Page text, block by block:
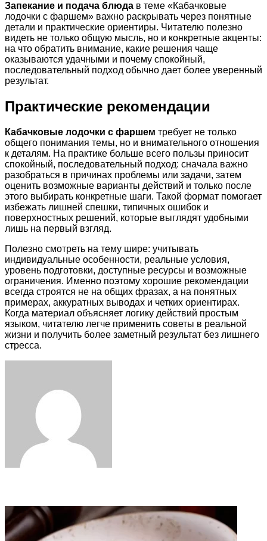
Запекание и подача блюда в теме «Кабачковые
лодочки с фаршем» важно раскрывать через понятные
детали и практические ориентиры. Читателю полезно
видеть не только общую мысль, но и конкретные акценты:
на что обратить внимание, какие решения чаще
оказываются удачными и почему спокойный,
последовательный подход обычно дает более уверенный
результат.
Практические рекомендации
Кабачковые лодочки с фаршем требует не только
общего понимания темы, но и внимательного отношения
к деталям. На практике больше всего пользы приносит
спокойный, последовательный подход: сначала важно
разобраться в причинах проблемы или задачи, затем
оценить возможные варианты действий и только после
этого выбирать конкретные шаги. Такой формат помогает
избежать лишней спешки, типичных ошибок и
поверхностных решений, которые выглядят удобными
лишь на первый взгляд.
Полезно смотреть на тему шире: учитывать
индивидуальные особенности, реальные условия,
уровень подготовки, доступные ресурсы и возможные
ограничения. Именно поэтому хорошие рекомендации
всегда строятся не на общих фразах, а на понятных
примерах, аккуратных выводах и четких ориентирах.
Когда материал объясняет логику действий простым
языком, читателю легче применить советы в реальной
жизни и получить более заметный результат без лишнего
стресса.